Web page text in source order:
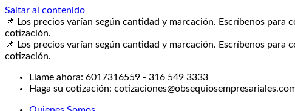
Saltar al contenido
📌 Los precios varían según cantidad y marcación. Escríbenos
cotización.
📌 Los precios varían según cantidad y marcación. Escríbenos
cotización.
Llame ahora: 6017316559 - 316 549 3333
Haga su cotización: